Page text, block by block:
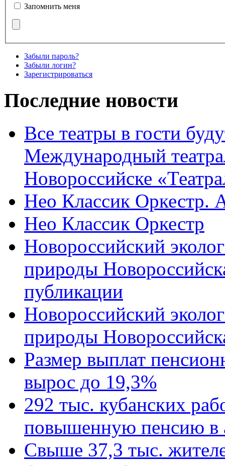
Запомнить меня
Забыли пароль?
Забыли логин?
Зарегистрироваться
Последние новости
Все театры в гости
Международный
Новороссийске
Нео Классик Оркестр.
Нео Классик Оркестр
Новороссийский
природы
публикации
Новороссийский
природы
Размер выплат
вырос до 19,3%
292 тыс. кубанских
повышенную пенсию в
Свыше 37,3 тыс.